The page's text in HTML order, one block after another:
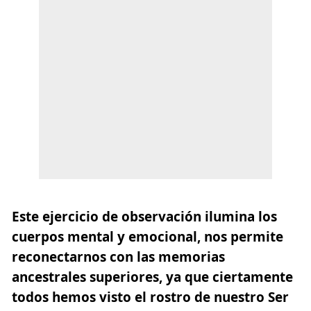
Este ejercicio de observación ilumina los
cuerpos mental y emocional, nos permite
reconectarnos con las memorias
ancestrales superiores, ya que ciertamente
todos hemos visto el rostro de nuestro Ser